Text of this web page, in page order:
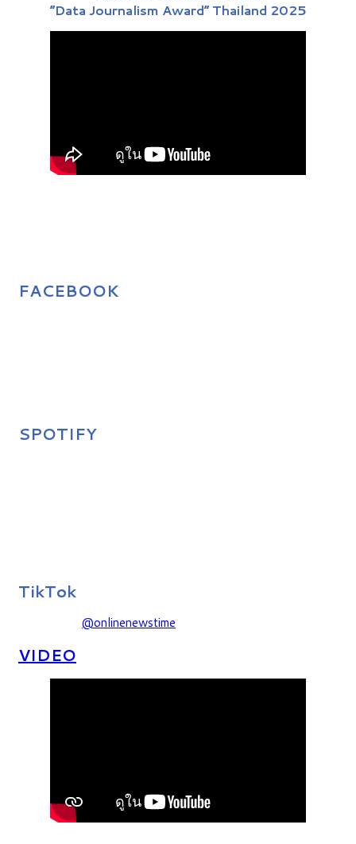
“Data Journalism Award” Thailand 2025
FACEBOOK
SPOTIFY
TikTok
@onlinenewstime
VIDEO